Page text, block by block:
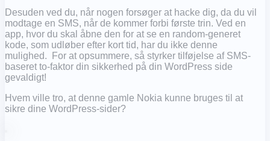
Desuden ved du, når nogen forsøger at hacke dig, da du vil
modtage en SMS, når de kommer forbi første trin. Ved en
app, hvor du skal åbne den for at se en random-generet
kode, som udløber efter kort tid, har du ikke denne
mulighed. For at opsummere, så styrker tilføjelse af SMS-
baseret to-faktor din sikkerhed på din WordPress side
gevaldigt!
Hvem ville tro, at denne gamle Nokia kunne bruges til at
sikre dine WordPress-sider?